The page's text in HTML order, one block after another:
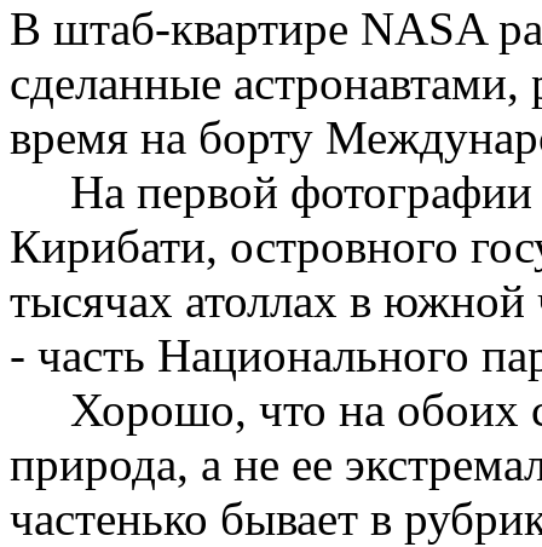
В штаб-квартире NASA
сделанные
время на борту
На первой фотографии
Кирибати, островного
тысячах атоллах в южной
- часть Национального
Хорошо, что на обоих
природа, а не ее
частенько бывает в